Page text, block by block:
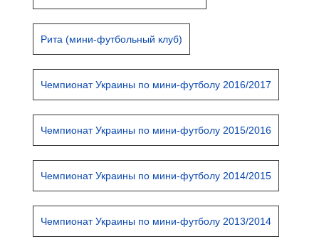
Рита (мини-футбольный клуб)
Чемпионат Украины по мини-футболу 2016/2017
Чемпионат Украины по мини-футболу 2015/2016
Чемпионат Украины по мини-футболу 2014/2015
Чемпионат Украины по мини-футболу 2013/2014